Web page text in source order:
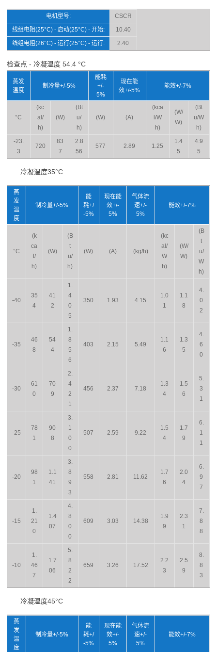
电机型号:
CSCR
线组电阻(25°C) - 启动(25°C) - 开始:
10.40
线组电阻(26°C) - 运行(25°C) - 运行:
2.40
检查点 - 冷凝温度 54.4 °C
蒸发
温度
制冷量+/-5%
能耗
+/-
5%
现在能
效+/-5%
能效+/-7%
°C
(kc
al/
h)
(W)
(Bt
u/
h)
(W) (A)
(kca
l/W
h)
(W/
W)
(Bt
u/W
h)
-23.
3
720
83
7
2.8
56
577 2.89 1.25
1.4
5
4.9
5
冷凝温度35°C
蒸
发
温
度
制冷量+/-5%
能
耗+/
-5%
现在能
效+/-
5%
气体流
速+/-
5%
能效+/-7%
°C
(k
ca
l/
h)
(W)
(B
t
u/
h)
(W) (A) (kg/h)
(kc
al/
W
h)
(W/
W)
(B
t
u/
W
h)
-40
35
4
41
2
1.
4
0
5
350 1.93 4.15
1.0
1
1.1
8
4.
0
2
-35
46
8
54
4
1.
8
5
6
403 2.15 5.49
1.1
6
1.3
5
4.
6
0
-30
61
0
70
9
2.
4
2
1
456 2.37 7.18
1.3
4
1.5
6
5.
3
1
-25
78
1
90
8
3.
1
0
0
507 2.59 9.22
1.5
4
1.7
9
6.
1
1
-20
98
1
1.1
41
3.
8
9
3
558 2.81 11.62
1.7
6
2.0
4
6.
9
7
-15
1.
21
0
1.4
07
4.
8
0
0
609 3.03 14.38
1.9
9
2.3
1
7.
8
8
-10
1.
46
7
1.7
06
5.
8
2
2
659 3.26 17.52
2.2
3
2.5
9
8.
8
3
冷凝温度45°C
蒸
发
温
度
制冷量+/-5%
能
耗+/
-5%
现在能
效+/-
5%
气体流
速+/-
5%
能效+/-7%